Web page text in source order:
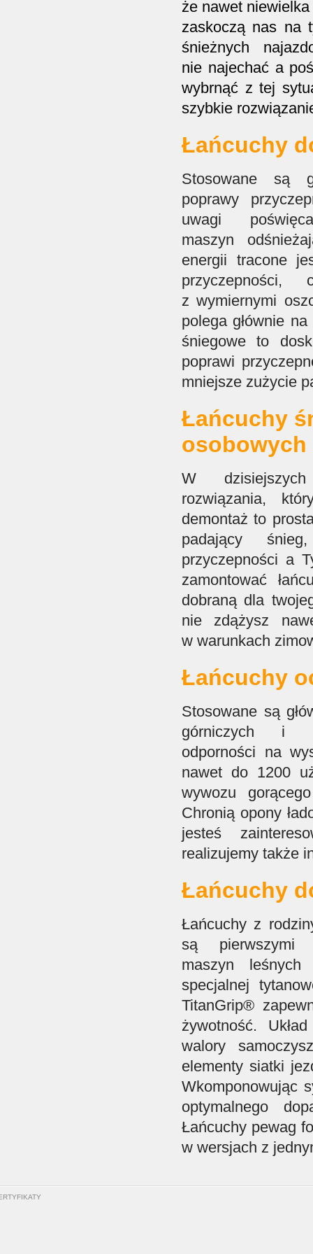
że nawet
zaskoczą nas na
śnieżnych
nie najechać a
wybrnąć z tej
szybkie
Łańcuchy
Stosowane są
poprawy
uwagi
maszyn
energii tracone
z wymiernymi
polega głównie
śniegowe to
poprawi
mniejsze zużycie
Łańcuchy
osobowych
W
rozwiązania,
demontaż to
padający
przyczepności a
zamontować
dobraną dla
nie zdążysz
w warunkach
Łańcuchy
Stosowane są
górniczych i
odporności na
nawet do 1200
wywozu
Chronią opony
jesteś
realizujemy także
Łańcuchy
Łańcuchy z
są pierwszymi
maszyn leśnych
specjalnej
TitanGrip®
żywotność.
walory
elementy siatki
Wkomponowując
optymalnego
Łańcuchy pewag
w wersjach z